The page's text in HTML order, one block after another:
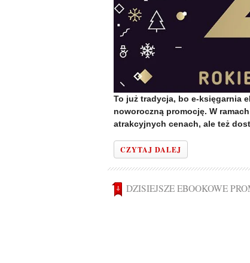
To już tradycja, bo e-księgarnia
noworoczną promocję. W
atrakcyjnych cenach, ale też
CZYTAJ DALEJ
DZISIEJSZE EBOOKOWE